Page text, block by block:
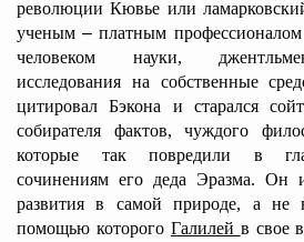
революции Кювье или
ученым– платным профессионалом
человеком науки,
исследования на собственные
цитировал Бэкона и старался
собирателя фактов, чуждого
которые так повредили в
сочинениям его деда Эразма. Он
развития в самой природе, а
помощью которого Галилей в свое